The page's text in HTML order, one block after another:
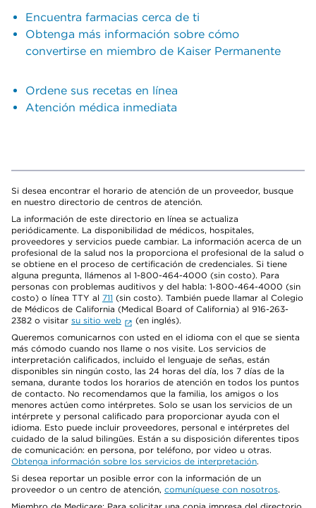
Encuentra farmacias cerca de ti
Obtenga más información sobre cómo
convertirse en miembro de Kaiser Permanente
Ordene sus recetas en línea
Atención médica inmediata
Si desea encontrar el horario de atención de un proveedor, busque
en nuestro directorio de centros de atención.
La información de este directorio en línea se actualiza
periódicamente. La disponibilidad de médicos, hospitales,
proveedores y servicios puede cambiar. La información acerca de un
profesional de la salud nos la proporciona el profesional de la salud o
se obtiene en el proceso de certificación de credenciales. Si tiene
alguna pregunta, llámenos al 1-800-464-4000 (sin costo). Para
personas con problemas auditivos y del habla: 1-800-464-4000 (sin
costo) o línea TTY al 711 (sin costo). También puede llamar al Colegio
de Médicos de California (Medical Board of California) al 916-263-
2382 o visitar su sitio web
(en inglés).
Queremos comunicarnos con usted en el idioma con el que se sienta
más cómodo cuando nos llame o nos visite. Los servicios de
interpretación calificados, incluido el lenguaje de señas, están
disponibles sin ningún costo, las 24 horas del día, los 7 días de la
semana, durante todos los horarios de atención en todos los puntos
de contacto. No recomendamos que la familia, los amigos o los
menores actúen como intérpretes. Solo se usan los servicios de un
intérprete y personal calificado para proporcionar ayuda con el
idioma. Esto puede incluir proveedores, personal e intérpretes del
cuidado de la salud bilingües. Están a su disposición diferentes tipos
de comunicación: en persona, por teléfono, por video u otras.
Obtenga información sobre los servicios de interpretación.
Si desea reportar un posible error con la información de un
proveedor o un centro de atención, comuníquese con nosotros.